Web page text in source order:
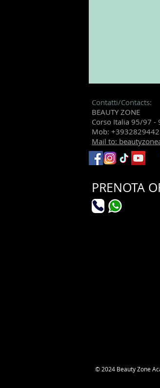
Contatti/Contacts:
BEAUTY ZONE
Corso Italia 95/97 -
Mob:
Mail to:
PRENOTA
© 2024 Beauty Zone